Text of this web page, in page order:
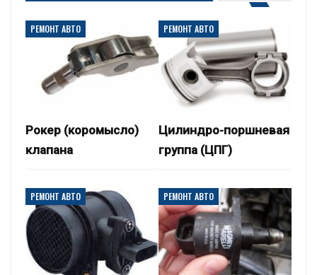
РЕМОНТ АВТО
Рокер (коромысло)
клапана
РЕМОНТ АВТО
Цилиндро-поршневая
группа (ЦПГ)
РЕМОНТ АВТО РЕМОНТ АВТО